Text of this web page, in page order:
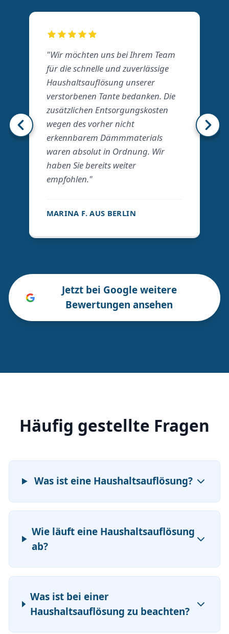
"Wir möchten uns bei Ihrem Team
für die schnelle und zuverlässige
Haushaltsauflösung unserer
verstorbenen Tante bedanken. Die
zusätzlichen Entsorgungskosten
wegen des vorher nicht
erkennbarem Dämmmaterials
waren absolut in Ordnung. Wir
haben Sie bereits weiter
empfohlen."
MARINA F. AUS BERLIN
Jetzt bei Google weitere
Bewertungen ansehen
Häufig gestellte Fragen
Was ist eine Haushaltsauflösung?
Wie läuft eine Haushaltsauflösung
ab?
Was ist bei einer
Haushaltsauflösung zu beachten?